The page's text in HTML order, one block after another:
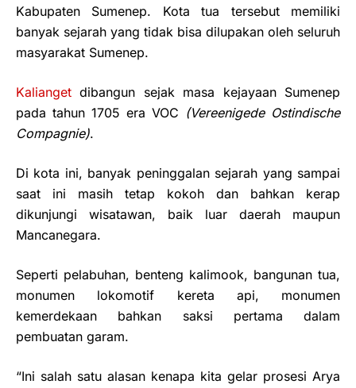
Kabupaten Sumenep. Kota tua tersebut memiliki
banyak sejarah yang tidak bisa dilupakan oleh seluruh
masyarakat Sumenep.
Kalianget dibangun sejak masa kejayaan Sumenep
pada tahun 1705 era VOC (Vereenigede Ostindische
Compagnie).
Di kota ini, banyak peninggalan sejarah yang sampai
saat ini masih tetap kokoh dan bahkan kerap
dikunjungi wisatawan, baik luar daerah maupun
Mancanegara.
Seperti pelabuhan, benteng kalimook, bangunan tua,
monumen lokomotif kereta api, monumen
kemerdekaan bahkan saksi pertama dalam
pembuatan garam.
“Ini salah satu alasan kenapa kita gelar prosesi Arya